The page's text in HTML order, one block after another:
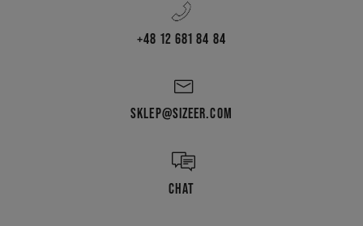
+48 12 681 84 84
SKLEP@SIZEER.COM
CHAT